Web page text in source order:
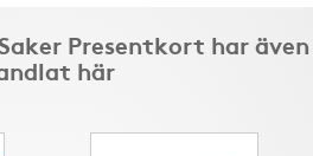
Presentkort har även
här